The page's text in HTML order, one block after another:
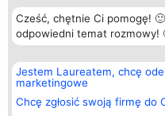
Cześć, chętnie Ci pomogę!
odpowiedni temat rozmowy!
Jestem Laureatem, chcę
marketingowe
Chcę zgłosić swoją firmę do
Organizator plebiscytu
Bright Side Solutions sp. z o.
o. sp. k.
ul. Ruska 22
Wrocław 50-079